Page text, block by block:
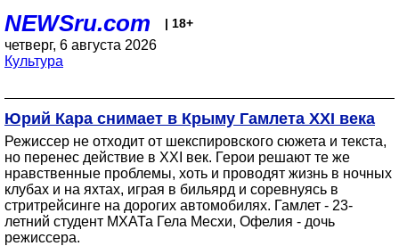
NEWSru.com | 18+
четверг, 6 августа 2026
Культура
Юрий Кара снимает в Крыму Гамлета XXI века
Режиссер не отходит от шекспировского сюжета и текста,
но перенес действие в XXI век. Герои решают те же
нравственные проблемы, хоть и проводят жизнь в ночных
клубах и на яхтах, играя в бильярд и соревнуясь в
стритрейсинге на дорогих автомобилях. Гамлет - 23-
летний студент МХАТа Гела Месхи, Офелия - дочь
режиссера.